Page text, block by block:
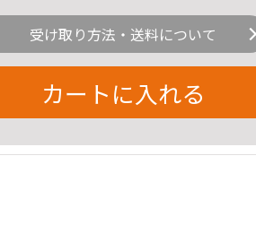
受け取り方法・送料について
カートに入れる